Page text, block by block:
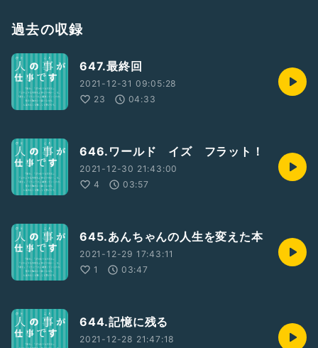
過去の収録
647.最終回
2021-12-31 09:05:28
23
04:33
646.ワールド イズ フラット！
2021-12-30 21:43:00
4
03:57
645.あんちゃんの人生を変えた本
2021-12-29 17:43:11
1
03:47
644.記憶に残る
2021-12-28 21:47:18